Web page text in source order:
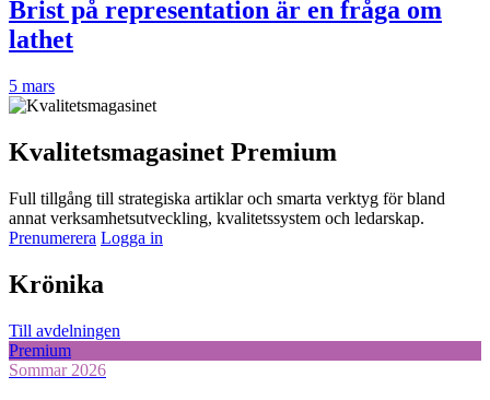
Brist på representation är en fråga om
lathet
5 mars
Kvalitetsmagasinet Premium
Full tillgång till strategiska artiklar och smarta verktyg för bland
annat verksamhetsutveckling, kvalitetssystem och ledarskap.
Prenumerera Logga in
Krönika
Till avdelningen
Premium
Sommar 2026